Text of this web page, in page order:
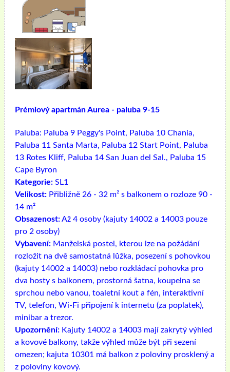
Prémiový apartmán Aurea - paluba 9-15
Paluba: Paluba 9 Peggy's Point, Paluba 10 Chania,
Paluba 11 Santa Marta, Paluba 12 Start Point, Paluba
13 Rotes Kliff, Paluba 14 San Juan del Sal., Paluba 15
Cape Byron
Kategorie: SL1
Velikost: Přibližně 26 - 32 m² s balkonem o rozloze 90 -
14 m²
Obsazenost:Až 4 osoby (kajuty 14002 a 14003 pouze
pro 2 osoby)
Vybavení: Manželská postel, kterou lze na požádání
rozložit na dvě samostatná lůžka, posezení s pohovkou
(kajuty 14002 a 14003) nebo rozkládací pohovka pro
dva hosty s balkonem, prostorná šatna, koupelna se
sprchou nebo vanou, toaletní kout a fén, interaktivní
TV, telefon, Wi-Fi připojení k internetu (za poplatek),
minibar a trezor.
Upozornění: Kajuty 14002 a 14003 mají zakrytý výhled
a kovové balkony, takže výhled může být při sezení
omezen; kajuta 10301 má balkon z poloviny prosklený a
z poloviny kovový.